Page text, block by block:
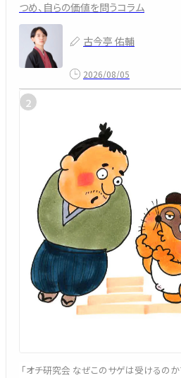
つめ、自らの価値を問うコラム
古今亭 佑輔
2026/08/05
「オチ研究会 なぜこのサゲは受けるのか